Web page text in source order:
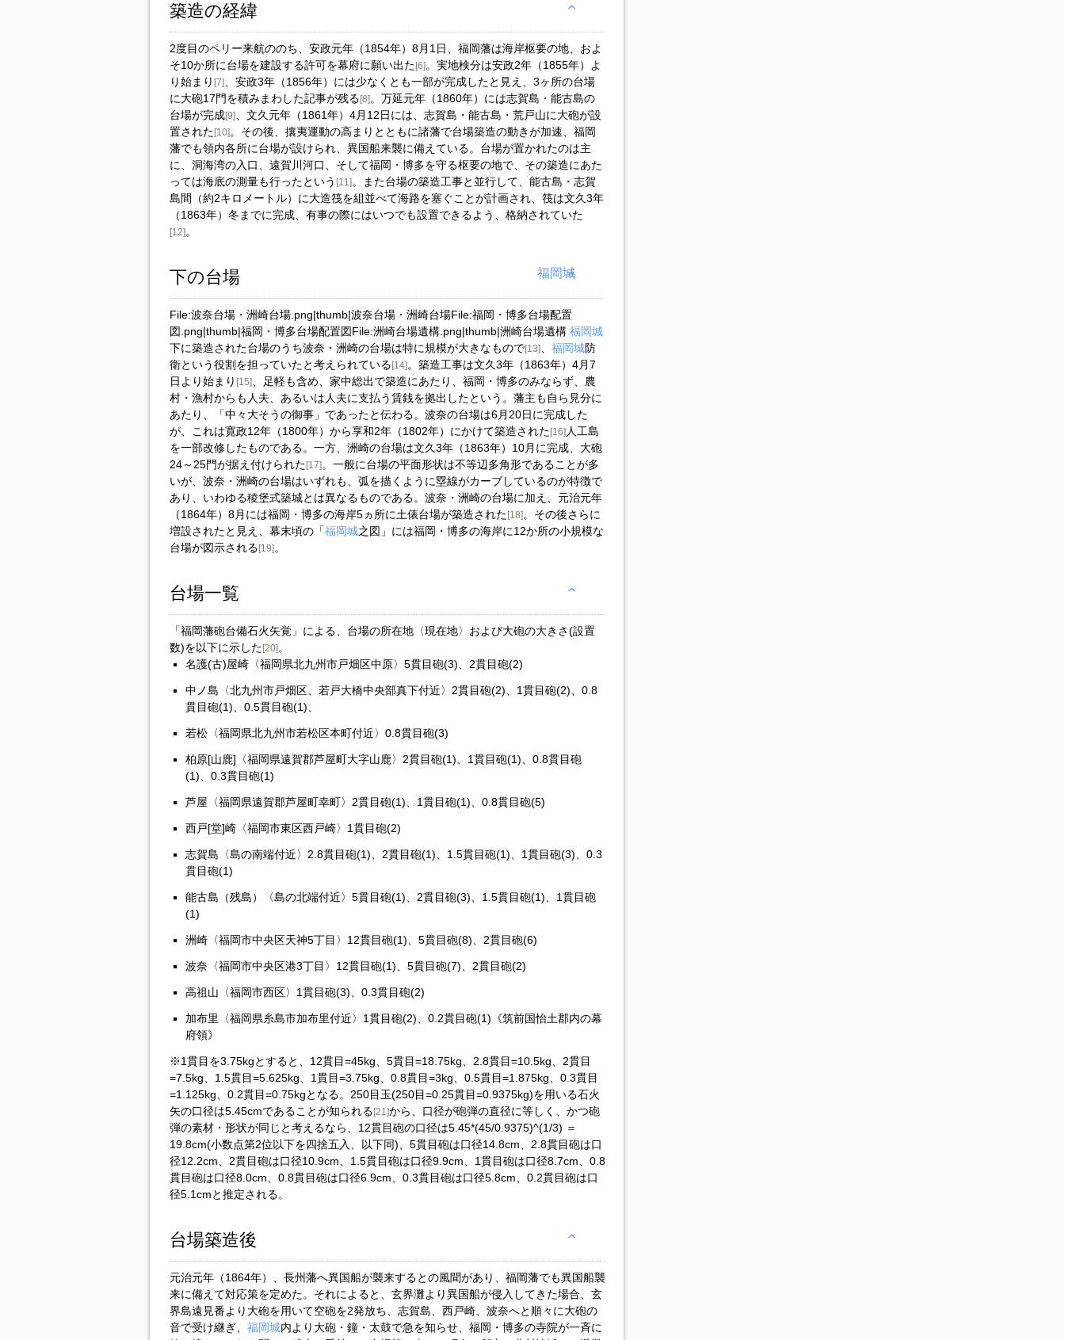
築造の経緯
2度目のペリー来航ののち、安政元年（1854年）8月1日、福岡藩は海岸枢要の地、およ
そ10か所に台場を建設する許可を幕府に願い出た [6]。実地検分は安政2年（1855年）よ
り始まり [7]、安政3年（1856年）には少なくとも一部が完成したと見え、3ヶ所の台場
に大砲17門を積みまわした記事が残る [8]。万延元年（1860年）には志賀島・能古島の
台場が完成[9]、文久元年（1861年）4月12日には、志賀島・能古島・荒戸山に大砲が設
置された [10]。その後、攘夷運動の高まりとともに諸藩で台場築造の動きが加速、福岡
藩でも領内各所に台場が設けられ、異国船来襲に備えている。台場が置かれたのは主
に、洞海湾の入口、遠賀川河口、そして福岡・博多を守る枢要の地で、その築造にあた
っては海底の測量も行ったという [11]。また台場の築造工事と並行して、能古島・志賀
島間（約2キロメートル）に大造筏を組並べて海路を塞ぐことが計画され、筏は文久3年
（1863年）冬までに完成、有事の際にはいつでも設置できるよう、格納されていた
[12]。
福岡城
下の台場
File:波奈台場・洲崎台場.png|thumb|波奈台場・洲崎台場File:福岡・博多台場配置
図.png|thumb|福岡・博多台場配置図File:洲崎台場遺構.png|thumb|洲崎台場遺構 福岡城
下に築造された台場のうち波奈・洲崎の台場は特に規模が大きなもので[13]、 福岡城防
衛という役割を担っていたと考えられている [14]。築造工事は文久3年（1863年）4月7
日より始まり [15]、足軽も含め、家中総出で築造にあたり、福岡・博多のみならず、農
村・漁村からも人夫、あるいは人夫に支払う賃銭を拠出したという。藩主も自ら見分に
あたり、「中々大そうの御事」であったと伝わる。波奈の台場は6月20日に完成した
が、これは寛政12年（1800年）から享和2年（1802年）にかけて築造された [16]人工島
を一部改修したものである。一方、洲崎の台場は文久3年（1863年）10月に完成、大砲
24～25門が据え付けられた [17]。一般に台場の平面形状は不等辺多角形であることが多
いが、波奈・洲崎の台場はいずれも、弧を描くように塁線がカーブしているのが特徴で
あり、いわゆる稜堡式築城とは異なるものである。波奈・洲崎の台場に加え、元治元年
（1864年）8月には福岡・博多の海岸5ヵ所に土俵台場が築造された [18]。その後さらに
増設されたと見え、幕末頃の「福岡城之図」には福岡・博多の海岸に12か所の小規模な
台場が図示される [19]。
台場一覧
「福岡藩砲台備石火矢覚」による、台場の所在地〈現在地〉および大砲の大きさ(設置
数)を以下に示した [20]。
名護(古)屋崎〈福岡県北九州市戸畑区中原〉5貫目砲(3)、2貫目砲(2)
中ノ島〈北九州市戸畑区、若戸大橋中央部真下付近〉2貫目砲(2)、1貫目砲(2)、0.8
貫目砲(1)、0.5貫目砲(1)、
若松〈福岡県北九州市若松区本町付近〉0.8貫目砲(3)
柏原[山鹿]〈福岡県遠賀郡芦屋町大字山鹿〉2貫目砲(1)、1貫目砲(1)、0.8貫目砲
(1)、0.3貫目砲(1)
芦屋〈福岡県遠賀郡芦屋町幸町〉2貫目砲(1)、1貫目砲(1)、0.8貫目砲(5)
西戸[堂]崎〈福岡市東区西戸崎〉1貫目砲(2)
志賀島〈島の南端付近〉2.8貫目砲(1)、2貫目砲(1)、1.5貫目砲(1)、1貫目砲(3)、0.3
貫目砲(1)
能古島（残島）〈島の北端付近〉5貫目砲(1)、2貫目砲(3)、1.5貫目砲(1)、1貫目砲
(1)
洲崎〈福岡市中央区天神5丁目〉12貫目砲(1)、5貫目砲(8)、2貫目砲(6)
波奈〈福岡市中央区港3丁目〉12貫目砲(1)、5貫目砲(7)、2貫目砲(2)
高祖山〈福岡市西区〉1貫目砲(3)、0.3貫目砲(2)
加布里〈福岡県糸島市加布里付近〉1貫目砲(2)、0.2貫目砲(1)《筑前国怡土郡内の幕
府領》
※1貫目を3.75kgとすると、12貫目=45kg、5貫目=18.75kg、2.8貫目=10.5kg、2貫目
=7.5kg、1.5貫目=5.625kg、1貫目=3.75kg、0.8貫目=3kg、0.5貫目=1.875kg、0.3貫目
=1.125kg、0.2貫目=0.75kgとなる。250目玉(250目=0.25貫目=0.9375kg)を用いる石火
矢の口径は5.45cmであることが知られる [21]から、口径が砲弾の直径に等しく、かつ砲
弾の素材・形状が同じと考えるなら、12貫目砲の口径は5.45*(45/0.9375)^(1/3) ＝
19.8cm(小数点第2位以下を四捨五入、以下同)、5貫目砲は口径14.8cm、2.8貫目砲は口
径12.2cm、2貫目砲は口径10.9cm、1.5貫目砲は口径9.9cm、1貫目砲は口径8.7cm、0.8
貫目砲は口径8.0cm、0.8貫目砲は口径6.9cm、0.3貫目砲は口径5.8cm、0.2貫目砲は口
径5.1cmと推定される。
台場築造後
元治元年（1864年）、長州藩へ異国船が襲来するとの風聞があり、福岡藩でも異国船襲
来に備えて対応策を定めた。それによると、玄界灘より異国船が侵入してきた場合、玄
界島遠見番より大砲を用いて空砲を2発放ち、志賀島、西戸崎、波奈へと順々に大砲の
音で受け継ぎ、 福岡城内より大砲・鐘・太鼓で急を知らせ、福岡・博多の寺院が一斉に